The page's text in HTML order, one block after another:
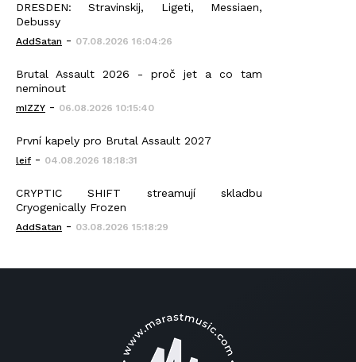
DRESDEN: Stravinskij, Ligeti, Messiaen,
Debussy
AddSatan - 07.08.2026 16:04:26
Brutal Assault 2026 - proč jet a co tam
neminout
mIZZY - 06.08.2026 10:15:40
První kapely pro Brutal Assault 2027
leif - 04.08.2026 18:18:31
CRYPTIC SHIFT streamují skladbu
Cryogenically Frozen
AddSatan - 03.08.2026 15:18:29